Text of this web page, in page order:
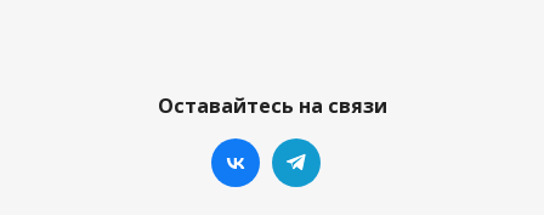
Оставайтесь на связи